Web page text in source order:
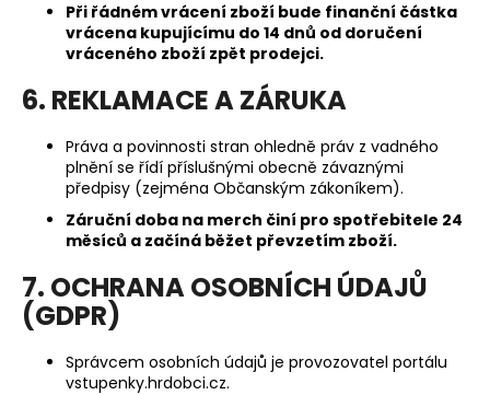
Při řádném vrácení zboží bude finanční částka
vrácena kupujícímu do 14 dnů od doručení
vráceného zboží zpět prodejci.
6. REKLAMACE A ZÁRUKA
Práva a povinnosti stran ohledně práv z vadného
plnění se řídí příslušnými obecně závaznými
předpisy (zejména Občanským zákoníkem).
Záruční doba na merch činí pro spotřebitele 24
měsíců a začíná běžet převzetím zboží.
7. OCHRANA OSOBNÍCH ÚDAJŮ
(GDPR)
Správcem osobních údajů je provozovatel portálu
vstupenky.hrdobci.cz.